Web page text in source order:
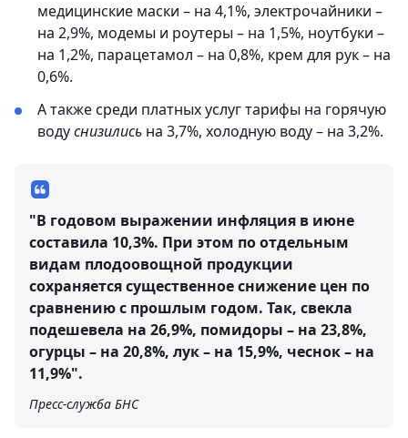
медицинские маски – на 4,1%, электрочайники –
на 2,9%, модемы и роутеры – на 1,5%, ноутбуки –
на 1,2%, парацетамол – на 0,8%, крем для рук – на
0,6%.
А также среди платных услуг тарифы на горячую
водуснизились на 3,7%, холодную воду – на 3,2%.
"В годовом выражении инфляция в июне
составила 10,3%. При этом по отдельным
видам плодоовощной продукции
сохраняется существенное снижение цен по
сравнению с прошлым годом. Так, свекла
подешевела на 26,9%, помидоры – на 23,8%,
огурцы – на 20,8%, лук – на 15,9%, чеснок – на
11,9%".
Пресс-служба БНС